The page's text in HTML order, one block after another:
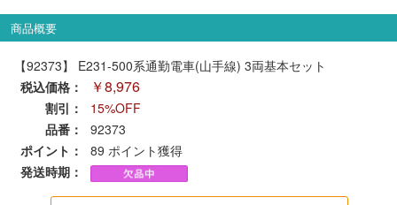
セール商品
走行エリア別 鉄道模型車両リスト
北海道・東北
商品概要
【92373】 E231-500系通勤電車(山手線) 3両基本セット
税込価格：
￥8,976
割引：
15%OFF
品番：
92373
ポイント：
89 ポイント獲得
発送時期：